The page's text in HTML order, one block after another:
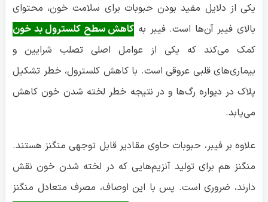
علاوه بر فیبر، حبوبات حاوی مقادیر قابل توجهی منگنز هستند.
منگنز هم برای تولید آنزیم‌هایی که در لخته شدن خون نقش
دارند، ضروری است. پس با این اوصاف، مصرف متعادل منگنز
به همراه سایر مواد مغذی، به حفظ تعادل لخته شدن خون
کمک می‌کند.